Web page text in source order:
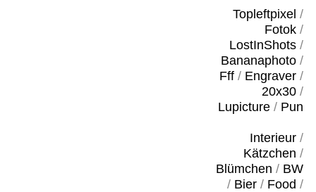
Topleftpixel /
Fotok/
LostInShots/
Bananaphoto/
Fff/ Engraver/
20x30/
Lupicture/ Pun
Interieur/
Kätzchen /
Blümchen / BW
/ Bier/ Food /